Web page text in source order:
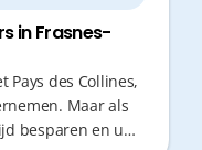
in Frasnes-
Pays des Collines,
Maar als
besparen en uw